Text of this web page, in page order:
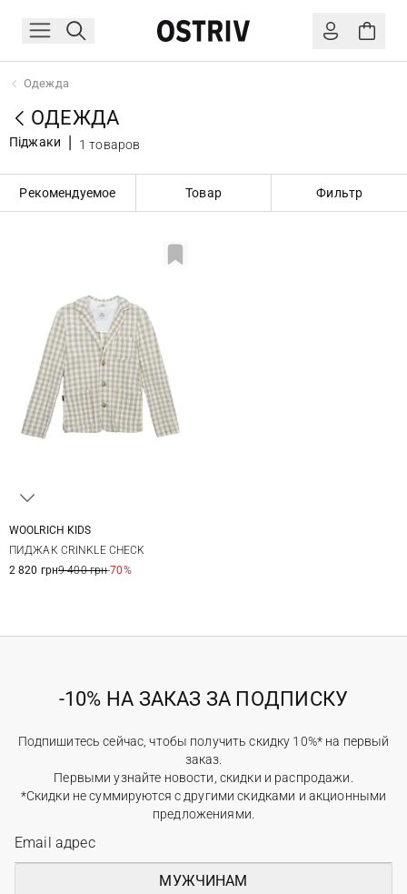
Одежда
ОДЕЖДА
Піджаки 1 товаров
Рекомендуемое Товар Фильтр
WOOLRICH KIDS
ПИДЖАК CRINKLE CHECK
2 820 грн9 400 грн-70%
-10% НА ЗАКАЗ ЗА ПОДПИСКУ
Подпишитесь сейчас, чтобы получить скидку 10%* на первый
заказ.
Первыми узнайте новости, скидки и распродажи.
*Скидки не суммируются с другими скидками и акционными
предложениями.
МУЖЧИНАМ